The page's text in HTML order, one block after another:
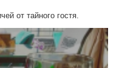
от тайного гостя.